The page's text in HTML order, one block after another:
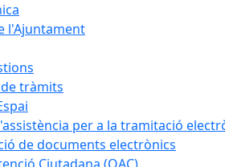
l'Ajuntament
tràmits
per a la tramitació
de documents electrònics